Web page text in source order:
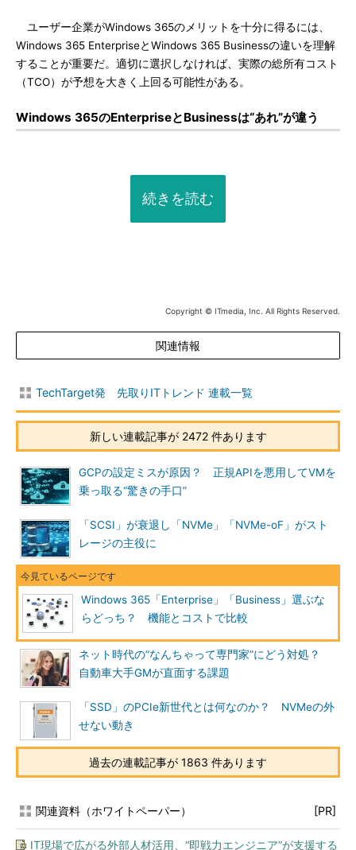
ユーザー企業がWindows 365のメリットを十分に得るには、
Windows 365 EnterpriseとWindows 365 Businessの違いを理解
することが重要だ。適切に選択しなければ、実際の総所有コスト
（TCO）が予想を大きく上回る可能性がある。
Windows 365のEnterpriseとBusinessは“あれ”が違う
続きを読む
Copyright © ITmedia, Inc. All Rights Reserved.
関連情報
TechTarget発 先取りITトレンド 連載一覧
新しい連載記事が 2472 件あります
GCPの設定ミスが原因？ 正規APIを悪用してVMを
乗っ取る“驚きの手口”
「SCSI」が衰退し「NVMe」「NVMe-oF」がスト
レージの主役に
Windows 365「Enterprise」「Business」選ぶな
らどっち？ 機能とコストで比較
ネット時代の“なんちゃって専門家”にどう対処？
自動車大手GMが直面する課題
「SSD」のPCIe新世代とは何なのか？ NVMeの外
せない動き
過去の連載記事が 1863 件あります
関連資料（ホワイトペーパー） [PR]
IT現場で広がる外部人材活用、“即戦力エンジニア”が支援する